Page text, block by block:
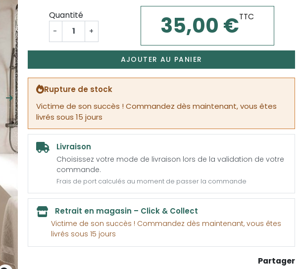
Suivant
Quantité
- + 35,00 €TTC
AJOUTER AU PANIER
Rupture de stock
Victime de son succès ! Commandez dès maintenant, vous êtes
livrés sous 15 jours
Livraison
Choisissez votre mode de livraison lors de la validation de votre
commande.
Frais de port calculés au moment de passer la commande
Retrait en magasin – Click & Collect
Victime de son succès ! Commandez dès maintenant, vous êtes
livrés sous 15 jours
Partager